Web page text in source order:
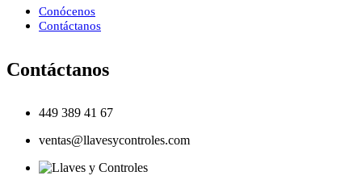
Conócenos
Contáctanos
Contáctanos
449 389 41 67
ventas@llavesycontroles.com